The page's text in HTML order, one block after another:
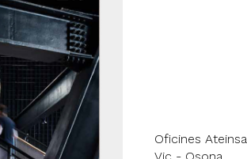
Oficines Ateinsa
Vic - Osona